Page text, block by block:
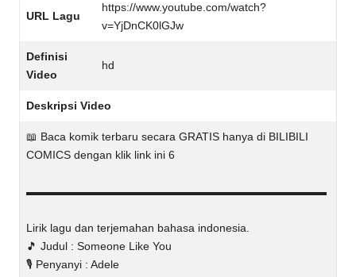
URL Lagu
https://www.youtube.com/watch?
v=YjDnCK0lGJw
Definisi
Video
hd
Deskripsi Video
📖 Baca komik terbaru secara GRATIS hanya di BILIBILI
COMICS dengan klik link ini 6
▬▬▬▬▬▬▬▬▬▬▬▬▬▬▬▬▬▬▬▬▬▬▬▬▬▬▬
Lirik lagu dan terjemahan bahasa indonesia.
🎵 Judul : Someone Like You
🎙️ Penyanyi : Adele